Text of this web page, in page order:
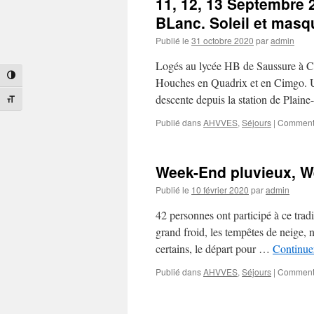
Passer en contraste élevé
Changer la taille de la police
BLanc. Soleil et
Publié le 31 octobre 2020 paradmin
Logés au lycée HB de Saussure à
Houches en Quadrix et en Cimgo.
descente depuis la station de
Publié dansAHVVES, Séjours |
Week-End pluvieux,
Publié le 10 février 2020 paradmin
42 personnes ont participé à ce
grand froid, les tempêtes de neige,
certains, le départ pour …
Publié dansAHVVES, Séjours |